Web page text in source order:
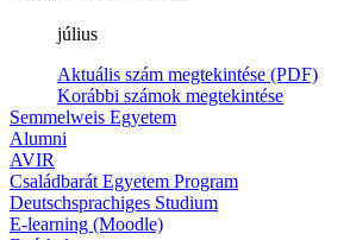
július
Aktuális szám megtekintése (PDF)
Korábbi számok megtekintése
Semmelweis Egyetem
Alumni
AVIR
Családbarát Egyetem Program
Deutschsprachiges Studium
E-learning (Moodle)